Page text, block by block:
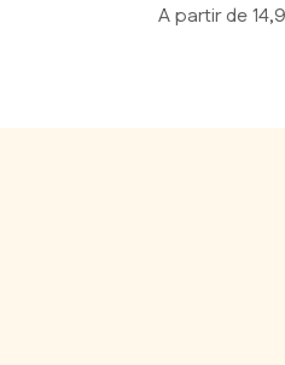
Prix de vente
A partir de